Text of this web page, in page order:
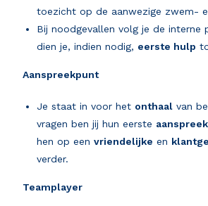
toezicht op de aanwezige zwem-
Bij noodgevallen volg je de interne
dien je, indien nodig, eerste hulp
Aanspreekpunt
Je staat in voor het onthaal van
vragen ben jij hun eerste
hen op eenvriendelijke en
verder.
Teamplayer